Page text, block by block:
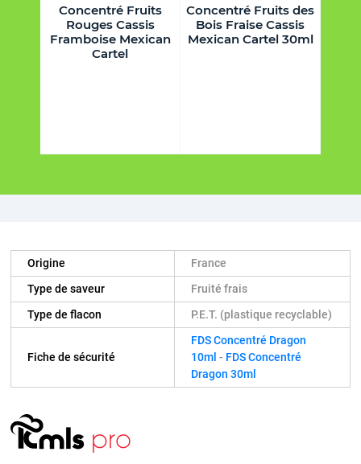
Concentré Fruits
Rouges Cassis
Framboise Mexican
Cartel
Concentré Fruits des
Bois Fraise Cassis
Mexican Cartel 30ml
Origine
France
Type de saveur
Fruité frais
Type de flacon
P.E.T. (plastique recyclable)
Fiche de sécurité
FDS Concentré Dragon
10ml - FDS Concentré
Dragon 30ml